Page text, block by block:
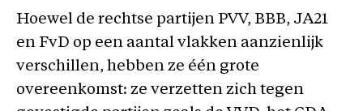
Hoewel de rechtse partijen PVV, BBB, JA21
en FvD op een aantal vlakken aanzienlijk
verschillen, hebben ze één grote
overeenkomst: ze verzetten zich tegen